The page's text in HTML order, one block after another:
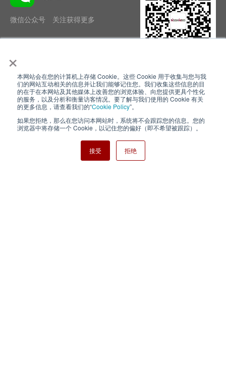
×
本网站会在您的计算机上存储 Cookie。这些 Cookie 用于收集与您与我
们的网站互动相关的信息并让我们能够记住您。我们收集这些信息的目
的在于在本网站及其他媒体上改善您的浏览体验、向您提供更具个性化
的服务，以及分析和衡量访客情况。要了解与我们使用的 Cookie 有关
的更多信息，请查看我们的“Cookie Policy”。
如果您拒绝，那么在您访问本网站时，系统将不会跟踪您的信息。您的
浏览器中将存储一个 Cookie，以记住您的偏好（即不希望被跟踪）。
接受 拒绝
微信公众号 关注获得更多
隐私政策 使用条款
Cookie Policy 网站地图
Nisshinbo Holdings Inc.
Copyright ⓒ Nisshinbo Micro Devices Inc. All Rights Reserved.